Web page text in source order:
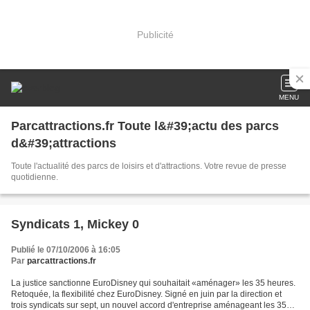
Publicité
MENU
Parcattractions.fr Toute l&#39;actu des parcs
d&#39;attractions
Toute l'actualité des parcs de loisirs et d'attractions. Votre revue de presse
quotidienne.
Syndicats 1, Mickey 0
Publié le 07/10/2006 à 16:05
Par parcattractions.fr
La justice sanctionne EuroDisney qui souhaitait «aménager» les 35 heures.
Retoquée, la flexibilité chez EuroDisney. Signé en juin par la direction et
trois syndicats sur sept, un nouvel accord d'entreprise aménageant les 35